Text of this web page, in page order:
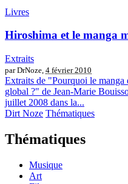
Livres
Hiroshima et le manga
Extraits
par DrNoze, 4 février 2010
Extraits de "Pourquoi le
global ?" de Jean-Marie
juillet 2008 dans la...
Dirt Noze Thématiques
Thématiques
Musique
Art